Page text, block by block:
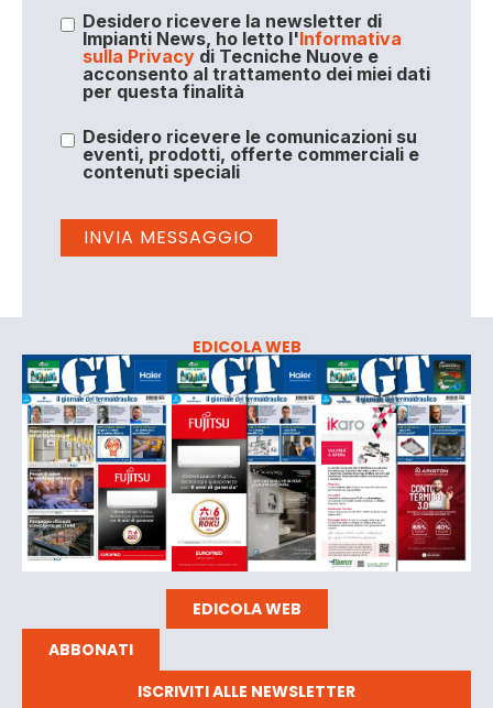
Desidero ricevere la newsletter di
Impianti News, ho letto l'Informativa
sulla Privacydi Tecniche Nuove e
acconsento al trattamento dei miei dati
per questa finalità
Desidero ricevere le comunicazioni su
eventi, prodotti, offerte commerciali e
contenuti speciali
EDICOLA WEB
EDICOLA WEB
ABBONATI
ISCRIVITI ALLE NEWSLETTER